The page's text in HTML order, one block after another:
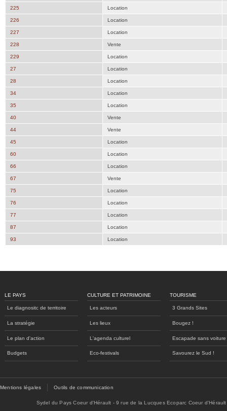
225 Location
226 Location
227 Location
228 Vente
229 Location
27 Location
28 Location
34 Location
35 Location
40 Vente
44 Vente
45 Location
60 Location
66 Location
67 Vente
75 Location
76 Location
77 Location
87 Location
93 Location
LE PAYS
Le diagnositc de territoire
La stratégie
Le plan d'action
Budgets
CULTURE ET PATRIMOINE
Les acteurs
Les lieux
L'agenda culturel
Eco-festivals
TOURISME
3 Grands Sites
Bougez !
Escapade sans voiture
Savourez le Sud !
Mentions légales Outils de communication
Sydel du Pays Coeur d'Hérault - 9 rue de la Lucques Ecoparc Coeur